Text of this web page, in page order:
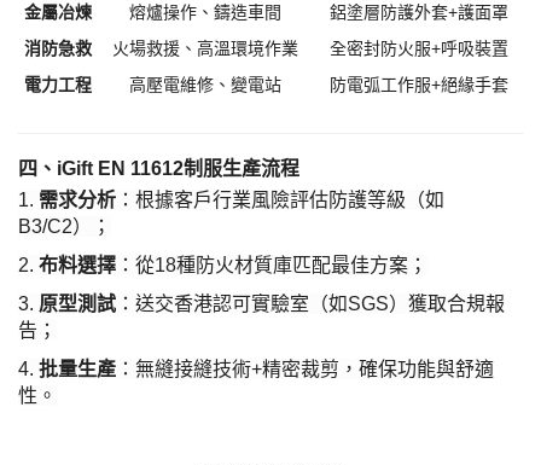
金屬冶煉
熔爐操作、鑄造車間 鋁塗層防護外套+護面罩
消防急救
火場救援、高溫環境作業 全密封防火服+呼吸裝置
電力工程
高壓電維修、變電站 防電弧工作服+絕緣手套
四、 iGift EN 11612制服生產流程
1. 需求分析 ：根據客戶行業風險評估防護等級（如
B3/C2）；
2. 布料選擇 ：從18種防火材質庫匹配最佳方案；
3. 原型測試 ：送交香港認可實驗室（如SGS）獲取合規報
告；
4. 批量生產 ：無縫接縫技術+精密裁剪，確保功能與舒適
性。